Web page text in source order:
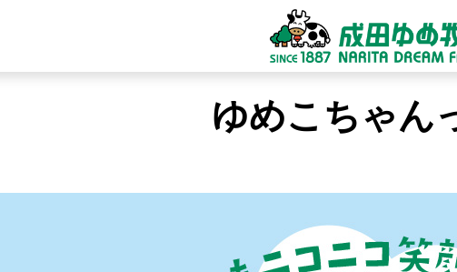
ゆめこちゃん